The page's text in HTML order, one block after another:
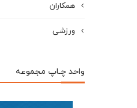
همکاران
ورزشی
واحد چـاپ مجموعه